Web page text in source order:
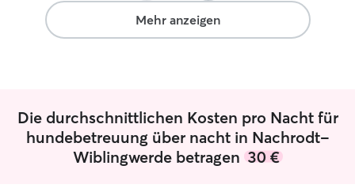
Mehr anzeigen
Die durchschnittlichen Kosten pro Nacht für
hundebetreuung über nacht in Nachrodt-
Wiblingwerde betragen 30 €